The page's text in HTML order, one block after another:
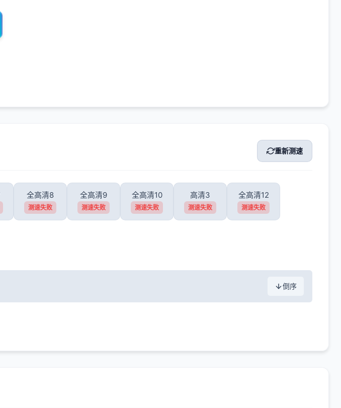
重新测速
全高清8
测速失败
全高清9
测速失败
全高清10
测速失败
高清3
测速失败
全高清12
测速失败
倒序